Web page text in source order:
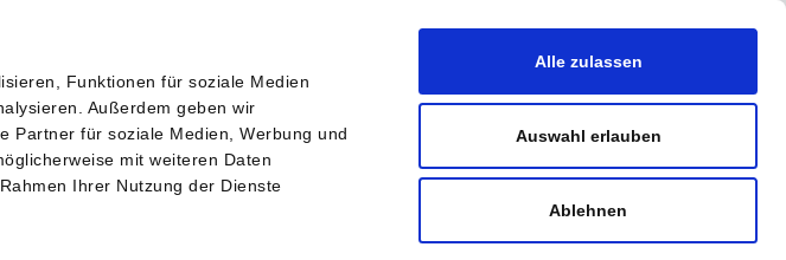
Funktionen für soziale Medien
Außerdem geben wir
Partner für soziale Medien, Werbung und
mit weiteren Daten
Ihrer Nutzung der Dienste
Alle zulassen
Auswahl erlauben
Ablehnen